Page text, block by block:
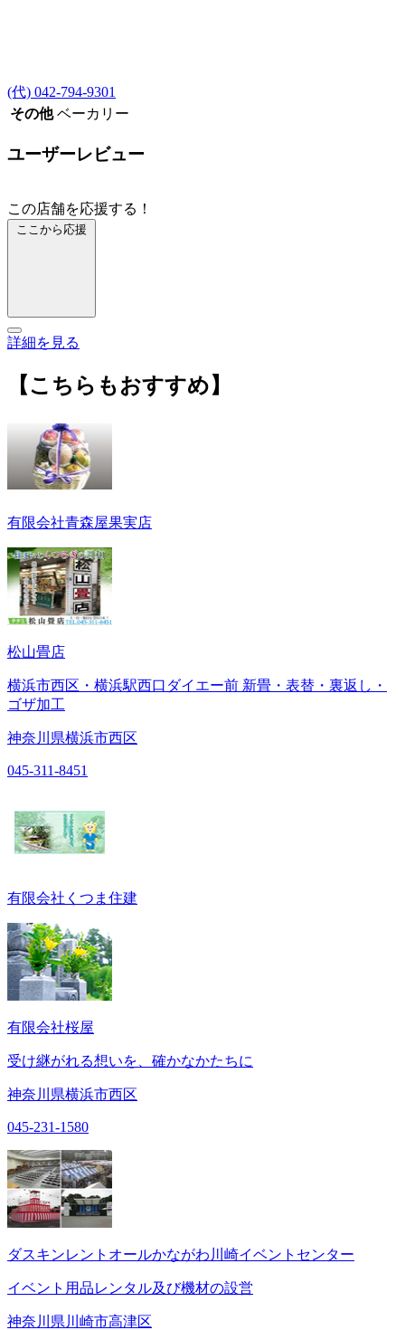
(代) 042-794-9301
その他 ベーカリー
ユーザーレビュー
この店舗を応援する！
ここから応援
詳細を見る
【こちらもおすすめ】
有限会社青森屋果実店
松山畳店
横浜市西区・横浜駅西口ダイエー前 新畳・表替・裏返し・
ゴザ加工
神奈川県横浜市西区
045-311-8451
有限会社くつま住建
有限会社桜屋
受け継がれる想いを、確かなかたちに
神奈川県横浜市西区
045-231-1580
ダスキンレントオールかながわ川崎イベントセンター
イベント用品レンタル及び機材の設営
神奈川県川崎市高津区